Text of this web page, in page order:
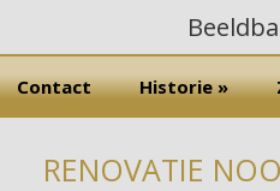
Contact Historie »
RENOVATIE